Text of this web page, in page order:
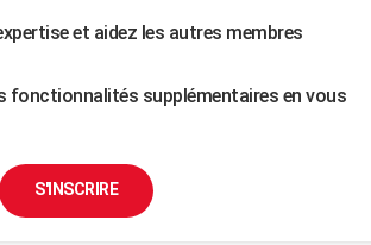
et aidez les autres membres
fonctionnalités supplémentaires en vous
S'INSCRIRE